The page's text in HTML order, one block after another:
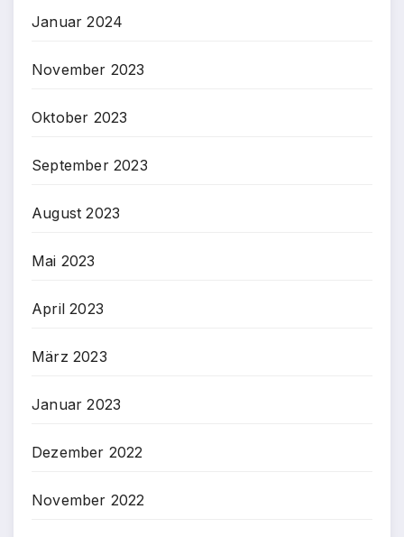
Januar 2024
November 2023
Oktober 2023
September 2023
August 2023
Mai 2023
April 2023
März 2023
Januar 2023
Dezember 2022
November 2022